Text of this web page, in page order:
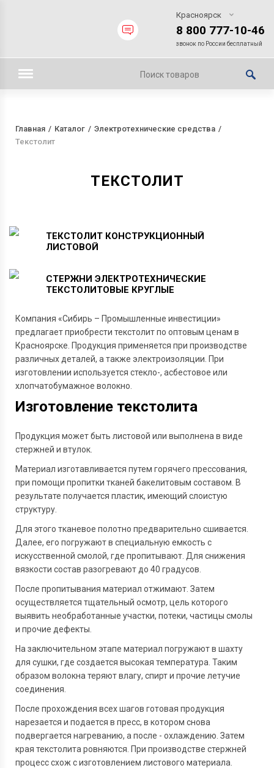
Красноярск
8 800 777-10-46
звонок по России бесплатный
Главная Каталог
Электротехнические средства
Текстолит
ТЕКСТОЛИТ
ТЕКСТОЛИТ КОНСТРУКЦИОННЫЙ
ЛИСТОВОЙ
СТЕРЖНИ ЭЛЕКТРОТЕХНИЧЕСКИЕ
ТЕКСТОЛИТОВЫЕ КРУГЛЫЕ
Компания «Сибирь – Промышленные инвестиции»
предлагает приобрести текстолит по оптовым ценам в
Красноярске. Продукция применяется при производстве
различных деталей, а также электроизоляции. При
изготовлении используется стекло-, асбестовое или
хлопчатобумажное волокно.
Изготовление текстолита
Продукция может быть листовой или выполнена в виде
стержней и втулок.
Материал изготавливается путем горячего прессования,
при помощи пропитки тканей бакелитовым составом. В
результате получается пластик, имеющий слоистую
структуру.
Для этого тканевое полотно предварительно сшивается.
Далее, его погружают в специальную емкость с
искусственной смолой, где пропитывают. Для снижения
вязкости состав разогревают до 40 градусов.
После пропитывания материал отжимают. Затем
осуществляется тщательный осмотр, цель которого
выявить необработанные участки, потеки, частицы смолы
и прочие дефекты.
На заключительном этапе материал погружают в шахту
для сушки, где создается высокая температура. Таким
образом волокна теряют влагу, спирт и прочие летучие
соединения.
После прохождения всех шагов готовая продукция
нарезается и подается в пресс, в котором снова
подвергается нагреванию, а после - охлаждению. Затем
края текстолита ровняются. При производстве стержней
процесс схож с изготовлением листового материала.